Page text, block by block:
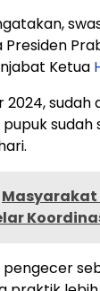
Ketua
2024, sudah
Masyarakat